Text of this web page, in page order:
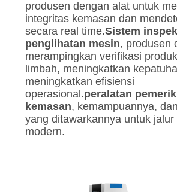
produsen dengan alat untuk
integritas kemasan dan
secara real time.Sistem
penglihatan mesin, produsen
merampingkan verifikasi
limbah, meningkatkan
meningkatkan efisiensi
operasional.peralatan
kemasan, kemampuannya,
yang ditawarkannya untuk jalur
modern.